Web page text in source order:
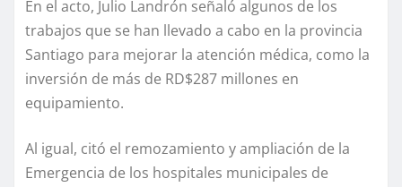
En el acto, Julio Landrón señaló algunos de los
trabajos que se han llevado a cabo en la provincia
Santiago para mejorar la atención médica, como la
inversión de más de RD$287 millones en
equipamiento.
Al igual, citó el remozamiento y ampliación de la
Emergencia de los hospitales municipales de